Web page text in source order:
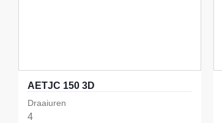
AETJC 150 3D
Draaiuren
4